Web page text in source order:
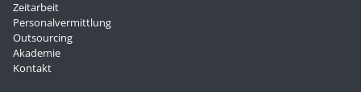
Zeitarbeit
Personalvermittlung
Outsourcing
Akademie
Kontakt